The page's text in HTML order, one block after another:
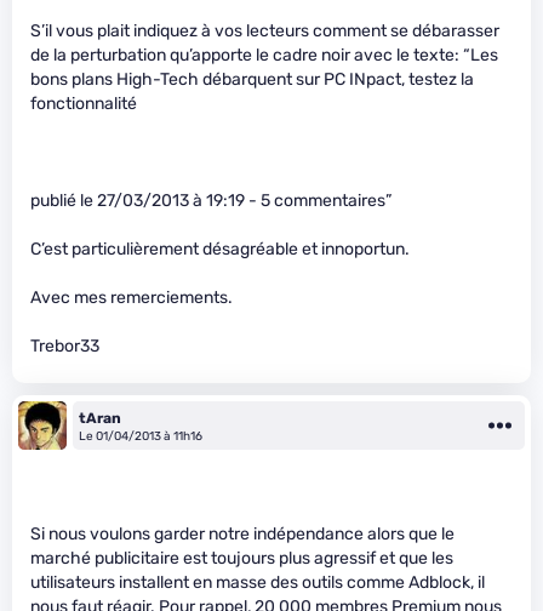
S’il vous plait indiquez à vos lecteurs comment se débarasser
de la perturbation qu’apporte le cadre noir avec le texte: “Les
bons plans High-Tech débarquent sur PC INpact, testez la
fonctionnalité
publié le 27/03/2013 à 19:19 - 5 commentaires”
C’est particulièrement désagréable et innoportun.
Avec mes remerciements.
Trebor33
tAran
Le 01/04/2013 à 11h16
Si nous voulons garder notre indépendance alors que le
marché publicitaire est toujours plus agressif et que les
utilisateurs installent en masse des outils comme Adblock, il